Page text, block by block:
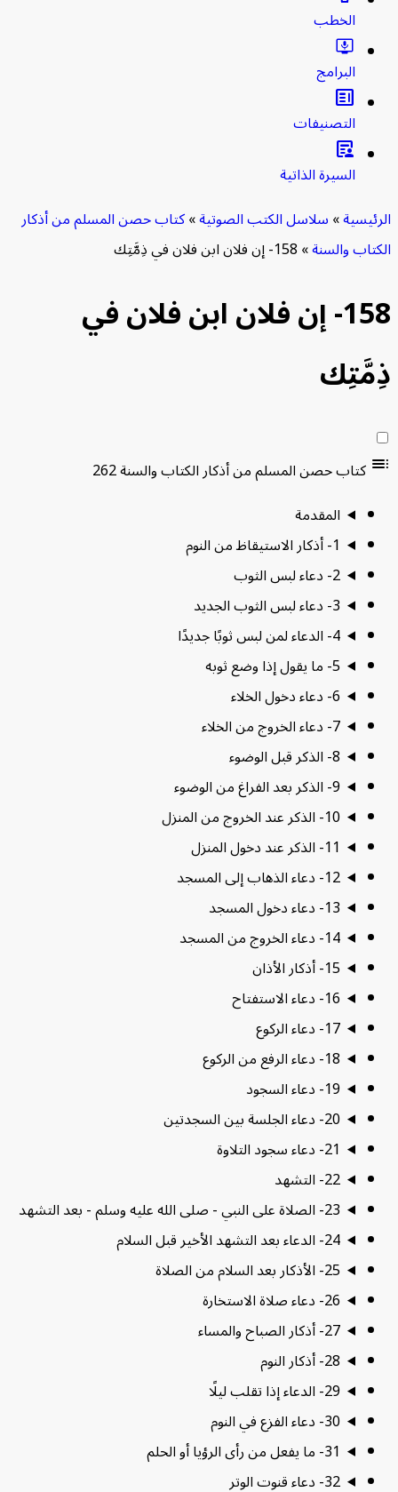
الخطب
البرامج
clarify
التصنيفات
article_person
السيرة الذاتية
»سلاسل الكتب الصوتية»كتاب حصن المسلم من أذكار
والسنة»158- إن فلان ابن فلان في ذِمَّتِك
158- إن فلان ابن فلان في
كتاب حصن المسلم من أذكار الكتاب والسنة262
المقدمة
1- أذكار الاستيقاظ من النوم
2- دعاء لبس الثوب
3- دعاء لبس الثوب الجديد
4- الدعاء لمن لبس ثوبًا جديدًا
5- ما يقول إذا وضع ثوبه
6- دعاء دخول الخلاء
7- دعاء الخروج من الخلاء
8- الذكر قبل الوضوء
9- الذكر بعد الفراغ من الوضوء
10- الذكر عند الخروج من المنزل
11- الذكر عند دخول المنزل
12- دعاء الذهاب إلى المسجد
13- دعاء دخول المسجد
14- دعاء الخروج من المسجد
15- أذكار الأذان
16- دعاء الاستفتاح
17- دعاء الركوع
18- دعاء الرفع من الركوع
19- دعاء السجود
20- دعاء الجلسة بين السجدتين
21- دعاء سجود التلاوة
22- التشهد
23- الصلاة على النبي - صلى الله عليه وسلم - بعد التشهد
24- الدعاء بعد التشهد الأخير قبل السلام
25- الأذكار بعد السلام من الصلاة
26- دعاء صلاة الاستخارة
27- أذكار الصباح والمساء
28- أذكار النوم
29- الدعاء إذا تقلب ليلًا
30- دعاء الفزع في النوم
31- ما يفعل من رأى الرؤيا أو الحلم
32- دعاء قنوت الوتر